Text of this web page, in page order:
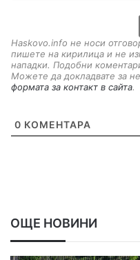
Haskovo.info не носи
пишете на кирилица и не
нападки. Подобни
Можете да докладвате за
формата за контакт в сайта.
0 КОМЕНТАРА
ОЩЕ НОВИНИ